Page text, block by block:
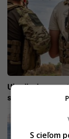
Ukrajinci sa
superzbraň:
S cieľom